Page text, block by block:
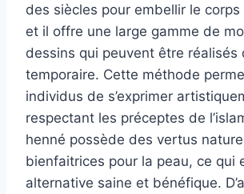
des siècles pour embellir le
et il offre une large gamme de
dessins qui peuvent être réalisés
temporaire. Cette méthode
individus de s’exprimer
respectant les préceptes de
henné possède des vertus
bienfaitrices pour la peau, ce qui
alternative saine et bénéfique.